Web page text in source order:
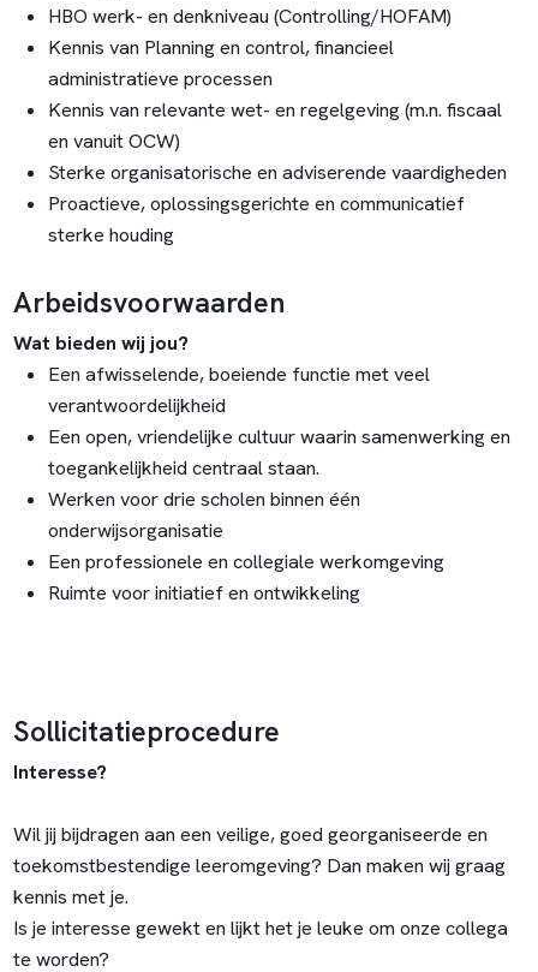
HBO werk- en denkniveau (Controlling/HOFAM)
Kennis van Planning en control, financieel
administratieve processen
Kennis van relevante wet- en regelgeving (m.n. fiscaal
en vanuit OCW)
Sterke organisatorische en adviserende vaardigheden
Proactieve, oplossingsgerichte en communicatief
sterke houding
Arbeidsvoorwaarden
Wat bieden wij jou?
Een afwisselende, boeiende functie met veel
verantwoordelijkheid
Een open, vriendelijke cultuur waarin samenwerking en
toegankelijkheid centraal staan.
Werken voor drie scholen binnen één
onderwijsorganisatie
Een professionele en collegiale werkomgeving
Ruimte voor initiatief en ontwikkeling
Sollicitatieprocedure
Interesse?
Wil jij bijdragen aan een veilige, goed georganiseerde en
toekomstbestendige leeromgeving? Dan maken wij graag
kennis met je.
Is je interesse gewekt en lijkt het je leuke om onze collega
te worden?